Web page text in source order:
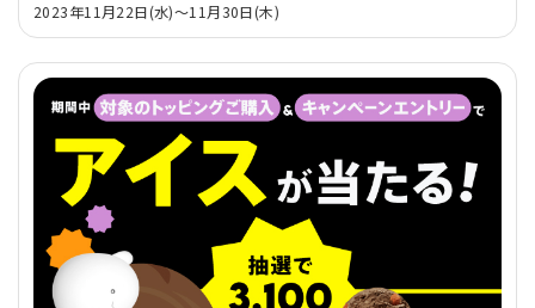
2023年11月22日(水)～11月30日(木)